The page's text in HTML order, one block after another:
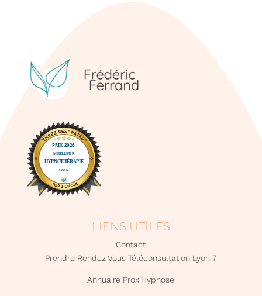
LIENS UTILES
Contact
Prendre Rendez Vous Téléconsultation Lyon 7
Annuaire ProxiHypnose